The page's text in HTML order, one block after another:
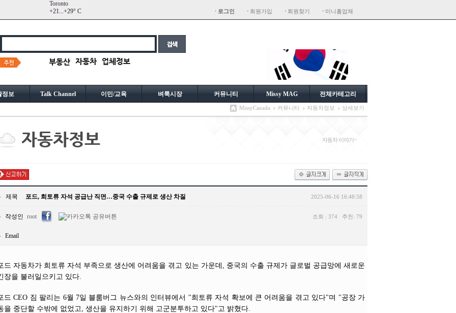
Toronto
+21...+29° C 로그인 회원가입 회원찾기 미니홈업체
정보 Talk Channel 이민/교육 벼룩시장 커뮤니티 Missy MAG 전체카테고리
MissyCanada 커뮤니티 자동차정보 상세보기
자동차 이야기~
제목 포드, 희토류 자석 공급난 직면…중국 수출 규제로 생산 차질 2025-06-16 16:48:58
작성인 root 조회 : 374 추천: 79
Email
드 자동차가 희토류 자석 부족으로 생산에 어려움을 겪고 있는 가운데, 중국의 수출 규제가 글로벌 공급망에 새로운
장을 불러일으키고 있다.
드 CEO 짐 팔리는 6월 7일 블룸버그 뉴스와의 인터뷰에서 "희토류 자석 확보에 큰 어려움을 겪고 있다"며 "공장 가
을 중단할 수밖에 없었고, 생산을 유지하기 위해 고군분투하고 있다"고 밝혔다.